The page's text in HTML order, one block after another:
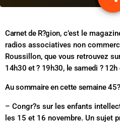
Carnet de R?gion, c’est le
radios associatives non
Roussillon, que vous retrouvez
14h30 et ? 19h30, le samedi ?
Au sommaire en cette semaine
– Congr?s sur les enfants
les 15 et 16 novembre. Un sujet